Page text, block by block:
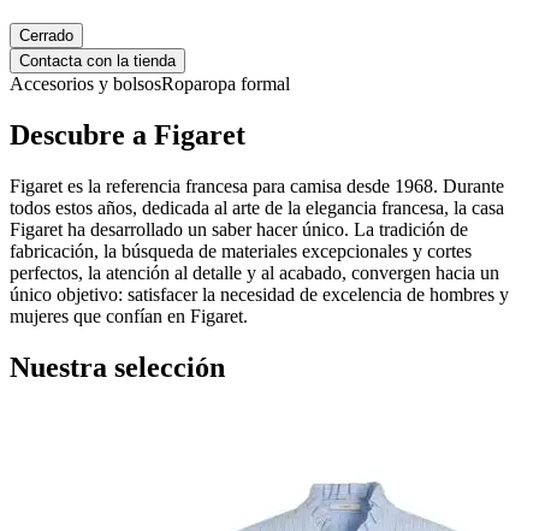
Cerrado
Contacta con la tienda
Accesorios y bolsosRoparopa formal
Descubre a Figaret
Figaret es la referencia francesa para camisa desde 1968. Durante
todos estos años, dedicada al arte de la elegancia francesa, la casa
Figaret ha desarrollado un saber hacer único. La tradición de
fabricación, la búsqueda de materiales excepcionales y cortes
perfectos, la atención al detalle y al acabado, convergen hacia un
único objetivo: satisfacer la necesidad de excelencia de hombres y
mujeres que confían en Figaret.
Nuestra selección